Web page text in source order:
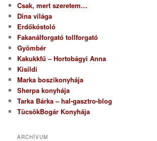
Csak, mert szeretem…
Dina világa
Erdőkóstoló
Fakanálforgató tollforgató
Gyömbér
Kakukkfű – Hortobágyi Anna
Kisildi
Marka boszikonyhája
Sherpa konyhája
Tarka Bárka – hal-gasztro-blog
TücsökBogár Konyhája
ARCHÍVUM